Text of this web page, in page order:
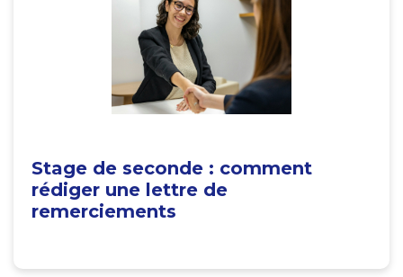
Stage de seconde : comment
rédiger une lettre de
remerciements